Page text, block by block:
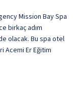
Mission Bay Spa
birkaç adım
olacak. Bu spa otel
Acemi Er Eğitim